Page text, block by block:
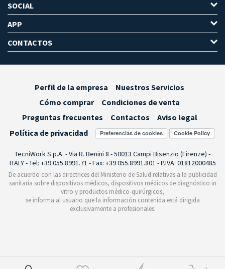
SOCIAL
APP
CONTACTOS
Perfil de la empresa
Nuestros Servicios
Cómo comprar
Condiciones de venta
Preguntas frecuentes
Contactos
Aviso legal
Política de privacidad
Preferencias de cookies
TecniWork S.p.A. - Via R. Benini 8 - 50013 Campi Bisenzio (Firenze) -
ITALY - Tel: +39 055.8991.71 - Fax: +39 055.8991.801 - P.IVA: 01812000485
De acuerdo con las directrices del Ministerio de Salud relativas a la publicidad
sanitaria sobre dispositivos médicos, dispositivos médicos de diagnóstico in
vitro y productos médico-quirúrgicos,
se informa al usuario que la información contenida está dirigida
exclusivamente a profesionales.